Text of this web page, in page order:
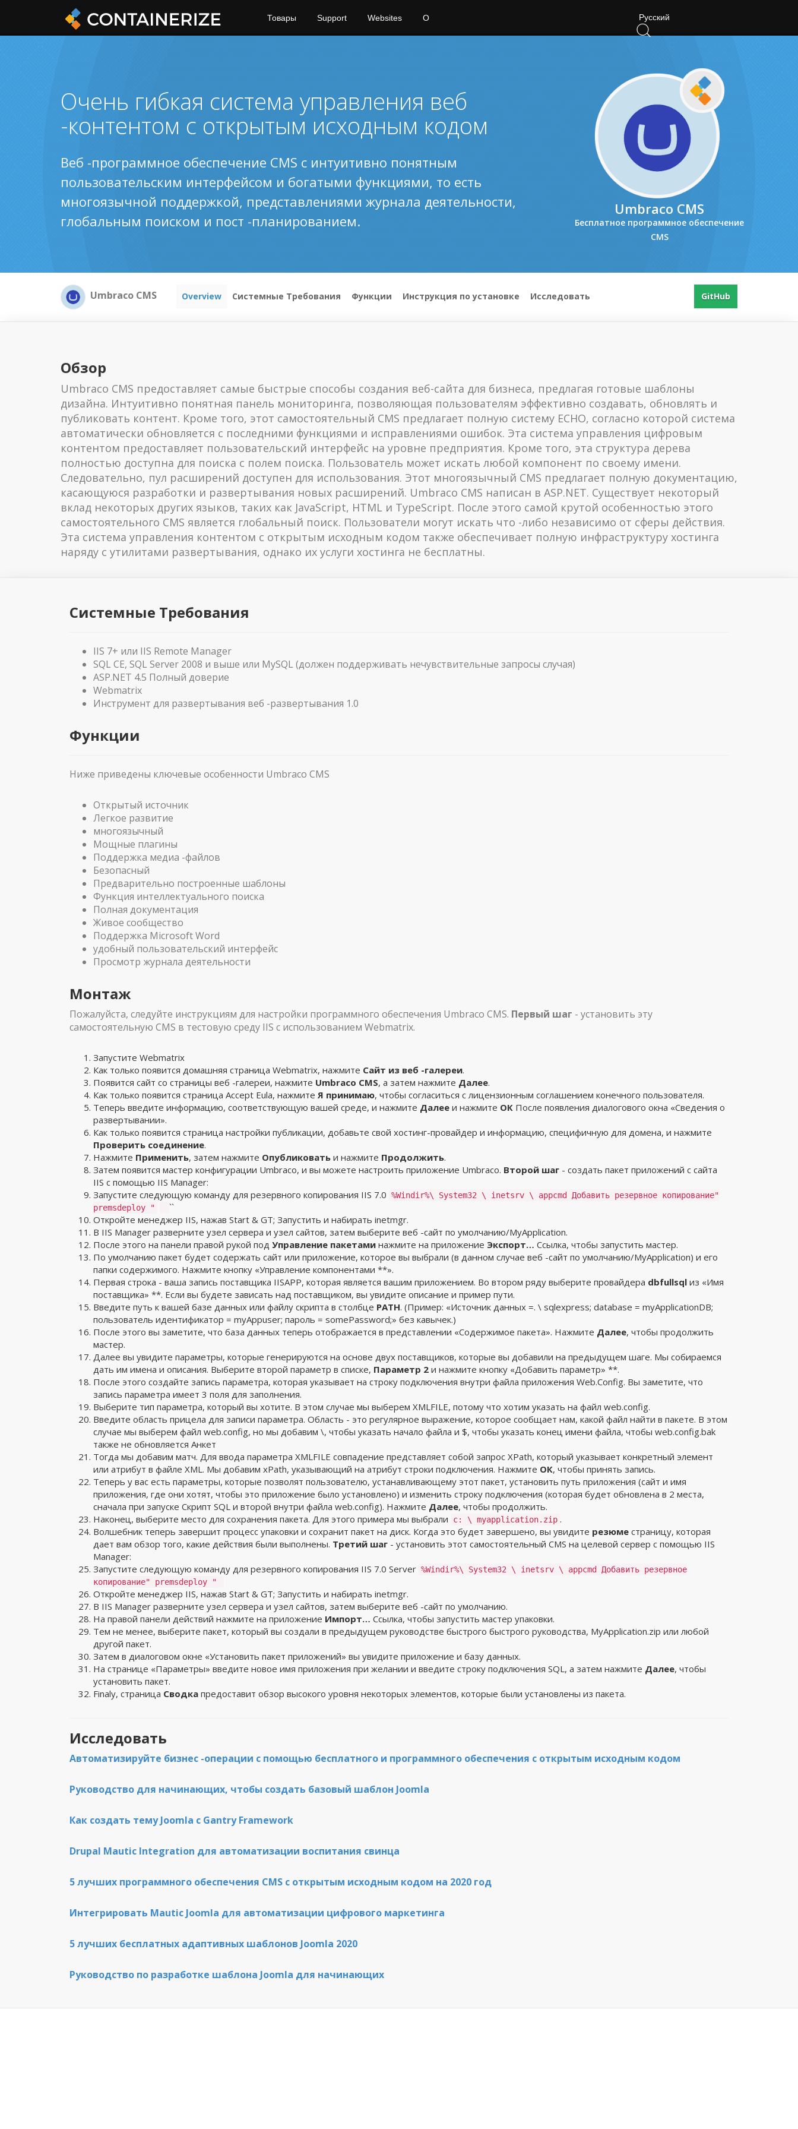
Русский
Товары Support Websites О
Umbraco CMS
Бесплатное программное обеспечение
CMS
Очень гибкая система управления веб
-контентом с открытым исходным кодом
Веб -программное обеспечение CMS с интуитивно понятным
пользовательским интерфейсом и богатыми функциями, то есть
многоязычной поддержкой, представлениями журнала деятельности,
глобальным поиском и пост -планированием.
Umbraco CMS Overview Системные Требования Функции Инструкция по установке Исследовать GitHub
Обзор
Umbraco CMS предоставляет самые быстрые способы создания веб-сайта для бизнеса, предлагая готовые шаблоны
дизайна. Интуитивно понятная панель мониторинга, позволяющая пользователям эффективно создавать, обновлять и
публиковать контент. Кроме того, этот самостоятельный CMS предлагает полную систему ECHO, согласно которой система
автоматически обновляется с последними функциями и исправлениями ошибок. Эта система управления цифровым
контентом предоставляет пользовательский интерфейс на уровне предприятия. Кроме того, эта структура дерева
полностью доступна для поиска с полем поиска. Пользователь может искать любой компонент по своему имени.
Следовательно, пул расширений доступен для использования. Этот многоязычный CMS предлагает полную документацию,
касающуюся разработки и развертывания новых расширений. Umbraco CMS написан в ASP.NET. Существует некоторый
вклад некоторых других языков, таких как JavaScript, HTML и TypeScript. После этого самой крутой особенностью этого
самостоятельного CMS является глобальный поиск. Пользователи могут искать что -либо независимо от сферы действия.
Эта система управления контентом с открытым исходным кодом также обеспечивает полную инфраструктуру хостинга
наряду с утилитами развертывания, однако их услуги хостинга не бесплатны.
Системные Требования
IIS 7+ или IIS Remote Manager
SQL CE, SQL Server 2008 и выше или MySQL (должен поддерживать нечувствительные запросы случая)
ASP.NET 4.5 Полный доверие
Webmatrix
Инструмент для развертывания веб -развертывания 1.0
Функции
Ниже приведены ключевые особенности Umbraco CMS
Открытый источник
Легкое развитие
многоязычный
Мощные плагины
Поддержка медиа -файлов
Безопасный
Предварительно построенные шаблоны
Функция интеллектуального поиска
Полная документация
Живое сообщество
Поддержка Microsoft Word
удобный пользовательский интерфейс
Просмотр журнала деятельности
Монтаж
Пожалуйста, следуйте инструкциям для настройки программного обеспечения Umbraco CMS. Первый шаг - установить эту
самостоятельную CMS в тестовую среду IIS с использованием Webmatrix.
Запустите Webmatrix
Как только появится домашняя страница Webmatrix, нажмите Сайт из веб -галереи.
Появится сайт со страницы веб -галереи, нажмите Umbraco CMS, а затем нажмите Далее.
Как только появится страница Accept Eula, нажмите Я принимаю, чтобы согласиться с лицензионным соглашением конечного пользователя.
Теперь введите информацию, соответствующую вашей среде, и нажмите Далее и нажмите ОК После появления диалогового окна «Сведения о
развертывании».
Как только появится страница настройки публикации, добавьте свой хостинг-провайдер и информацию, специфичную для домена, и нажмите
Проверить соединение.
Нажмите Применить, затем нажмите Опубликовать и нажмите Продолжить.
Затем появится мастер конфигурации Umbraco, и вы можете настроить приложение Umbraco. Второй шаг - создать пакет приложений с сайта
IIS с помощью IIS Manager:
Запустите следующую команду для резервного копирования IIS 7.0 %Windir%\ System32 \ inetsrv \ appcmd Добавить резервное копирование"
premsdeploy "
``
Откройте менеджер IIS, нажав Start & GT; Запустить и набирать inetmgr.
В IIS Manager разверните узел сервера и узел сайтов, затем выберите веб -сайт по умолчанию/MyApplication.
После этого на панели правой рукой под Управление пакетами нажмите на приложение Экспорт… Ссылка, чтобы запустить мастер.
По умолчанию пакет будет содержать сайт или приложение, которое вы выбрали (в данном случае веб -сайт по умолчанию/MyApplication) и его
папки содержимого. Нажмите кнопку «Управление компонентами **».
Первая строка - ваша запись поставщика IISAPP, которая является вашим приложением. Во втором ряду выберите провайдера dbfullsql из «Имя
поставщика» **. Если вы будете зависать над поставщиком, вы увидите описание и пример пути.
Введите путь к вашей базе данных или файлу скрипта в столбце PATH. (Пример: «Источник данных =. \ sqlexpress; database = myApplicationDB;
пользователь идентификатор = myAppuser; пароль = somePassword;» без кавычек.)
После этого вы заметите, что база данных теперь отображается в представлении «Содержимое пакета». Нажмите Далее, чтобы продолжить
мастер.
Далее вы увидите параметры, которые генерируются на основе двух поставщиков, которые вы добавили на предыдущем шаге. Мы собираемся
дать им имена и описания. Выберите второй параметр в списке, Параметр 2 и нажмите кнопку «Добавить параметр» **.
После этого создайте запись параметра, которая указывает на строку подключения внутри файла приложения Web.Config. Вы заметите, что
запись параметра имеет 3 поля для заполнения.
Выберите тип параметра, который вы хотите. В этом случае мы выберем XMLFILE, потому что хотим указать на файл web.config.
Введите область прицела для записи параметра. Область - это регулярное выражение, которое сообщает нам, какой файл найти в пакете. В этом
случае мы выберем файл web.config, но мы добавим \, чтобы указать начало файла и $, чтобы указать конец имени файла, чтобы web.config.bak
также не обновляется Анкет
Тогда мы добавим матч. Для ввода параметра XMLFILE совпадение представляет собой запрос XPath, который указывает конкретный элемент
или атрибут в файле XML. Мы добавим xPath, указывающий на атрибут строки подключения. Нажмите ОК, чтобы принять запись.
Теперь у вас есть параметры, которые позволят пользователю, устанавливающему этот пакет, установить путь приложения (сайт и имя
приложения, где они хотят, чтобы это приложение было установлено) и изменить строку подключения (которая будет обновлена ​​в 2 места,
сначала при запуске Скрипт SQL и второй внутри файла web.config). Нажмите Далее, чтобы продолжить.
Наконец, выберите место для сохранения пакета. Для этого примера мы выбрали
c: \ myapplication.zip .
Волшебник теперь завершит процесс упаковки и сохранит пакет на диск. Когда это будет завершено, вы увидите резюме страницу, которая
дает вам обзор того, какие действия были выполнены. Третий шаг - установить этот самостоятельный CMS на целевой сервер с помощью IIS
Manager:
Запустите следующую команду для резервного копирования IIS 7.0 Server %Windir%\ System32 \ inetsrv \ appcmd Добавить резервное
копирование" premsdeploy "
Откройте менеджер IIS, нажав Start & GT; Запустить и набирать inetmgr.
В IIS Manager разверните узел сервера и узел сайтов, затем выберите веб -сайт по умолчанию.
На правой панели действий нажмите на приложение Импорт… Ссылка, чтобы запустить мастер упаковки.
Тем не менее, выберите пакет, который вы создали в предыдущем руководстве быстрого быстрого руководства, MyApplication.zip или любой
другой пакет.
Затем в диалоговом окне «Установить пакет приложений» вы увидите приложение и базу данных.
На странице «Параметры» введите новое имя приложения при желании и введите строку подключения SQL, а затем нажмите Далее, чтобы
установить пакет.
Finaly, страница Сводка предоставит обзор высокого уровня некоторых элементов, которые были установлены из пакета.
Исследовать
Автоматизируйте бизнес -операции с помощью бесплатного и программного обеспечения с открытым исходным кодом
Руководство для начинающих, чтобы создать базовый шаблон Joomla
Как создать тему Joomla с Gantry Framework
Drupal Mautic Integration для автоматизации воспитания свинца
5 лучших программного обеспечения CMS с открытым исходным кодом на 2020 год
Интегрировать Mautic Joomla для автоматизации цифрового маркетинга
5 лучших бесплатных адаптивных шаблонов Joomla 2020
Руководство по разработке шаблона Joomla для начинающих